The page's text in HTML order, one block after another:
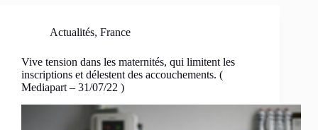
Actualités, France
Vive tension dans les maternités, qui limitent les
inscriptions et délestent des accouchements. (
Mediapart – 31/07/22 )